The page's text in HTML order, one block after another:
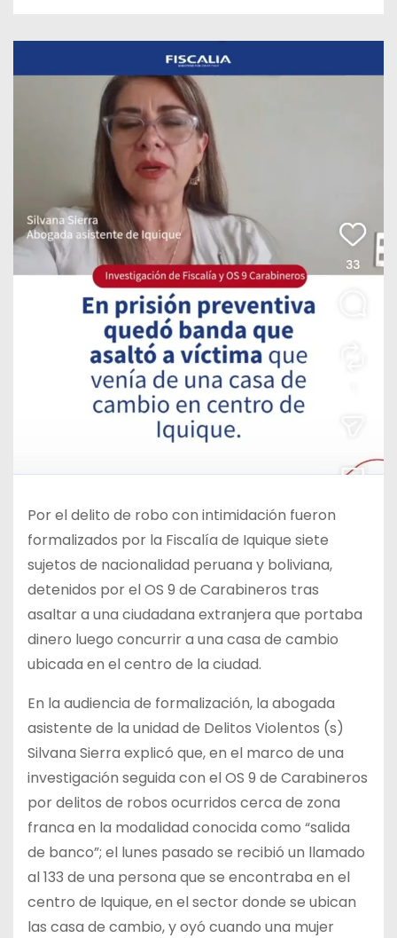
Por el delito de robo con intimidación fueron
formalizados por la Fiscalía de Iquique siete
sujetos de nacionalidad peruana y boliviana,
detenidos por el OS 9 de Carabineros tras
asaltar a una ciudadana extranjera que portaba
dinero luego concurrir a una casa de cambio
ubicada en el centro de la ciudad.
En la audiencia de formalización, la abogada
asistente de la unidad de Delitos Violentos (s)
Silvana Sierra explicó que, en el marco de una
investigación seguida con el OS 9 de Carabineros
por delitos de robos ocurridos cerca de zona
franca en la modalidad conocida como “salida
de banco”; el lunes pasado se recibió un llamado
al 133 de una persona que se encontraba en el
centro de Iquique, en el sector donde se ubican
las casa de cambio, y oyó cuando una mujer